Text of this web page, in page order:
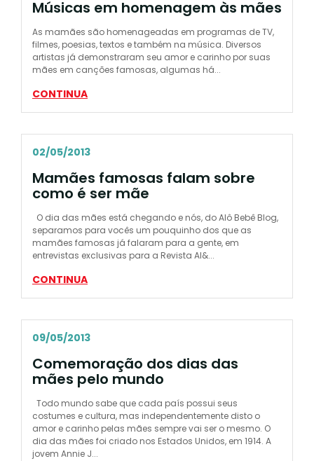
Músicas em homenagem às mães
As mamães são homenageadas em programas de TV,
filmes, poesias, textos e também na música. Diversos
artistas já demonstraram seu amor e carinho por suas
mães em canções famosas, algumas há...
CONTINUA
02/05/2013
Mamães famosas falam sobre
como é ser mãe
O dia das mães está chegando e nós, do Alô Bebê Blog,
separamos para vocês um pouquinho dos que as
mamães famosas já falaram para a gente, em
entrevistas exclusivas para a Revista Al&...
CONTINUA
09/05/2013
Comemoração dos dias das
mães pelo mundo
Todo mundo sabe que cada país possui seus
costumes e cultura, mas independentemente disto o
amor e carinho pelas mães sempre vai ser o mesmo. O
dia das mães foi criado nos Estados Unidos, em 1914. A
jovem Annie J...